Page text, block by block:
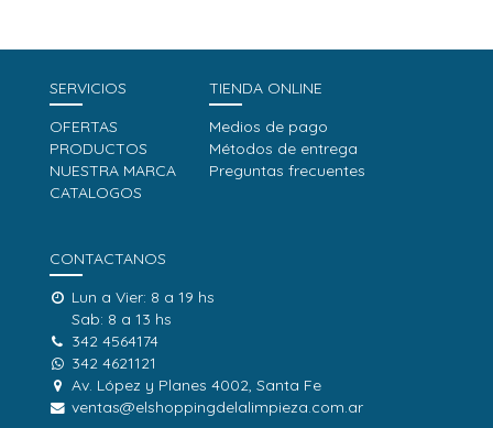
SERVICIOS
OFERTAS
PRODUCTOS
NUESTRA MARCA
CATALOGOS
TIENDA ONLINE
Medios de pago
Métodos de entrega
Preguntas frecuentes
CONTACTANOS
Lun a Vier: 8 a 19 hs
Sab: 8 a 13 hs
342 4564174
342 4621121
Av. López y Planes 4002, Santa Fe
ventas@elshoppingdelalimpieza.com.ar